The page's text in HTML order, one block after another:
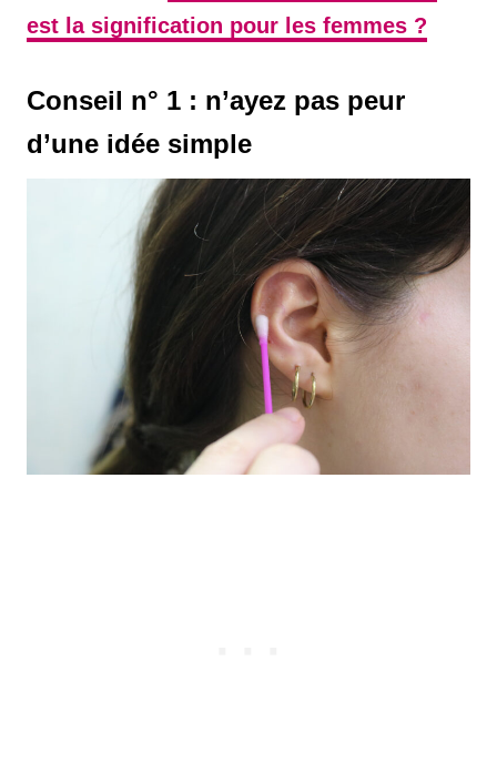
est la signification pour les femmes ?
Conseil n° 1 : n’ayez pas peur
d’une idée simple